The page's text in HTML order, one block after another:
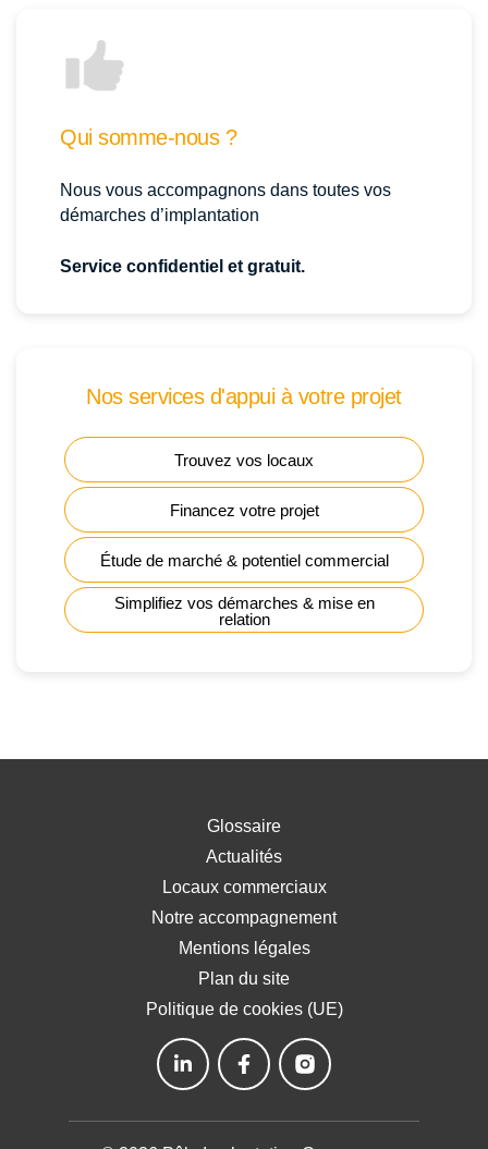
Qui somme-nous ?
Nous vous accompagnons dans toutes vos
démarches d’implantation
Service confidentiel et gratuit.
Nos services d'appui à votre projet
Trouvez vos locaux
Financez votre projet
Étude de marché & potentiel commercial
Simplifiez vos démarches & mise en
relation
Glossaire
Actualités
Locaux commerciaux
Notre accompagnement
Mentions légales
Plan du site
Politique de cookies (UE)